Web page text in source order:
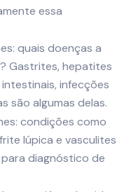
essa
quais doenças a
Gastrites, hepatites
infecções
são algumas delas.
condições como
lúpica e vasculites
diagnóstico de